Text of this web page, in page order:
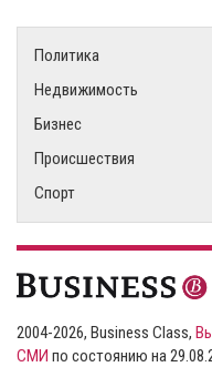
Политика
Недвижимость
Бизнес
Происшествия
Спорт
2004-2026, Business Class,
СМИ по состоянию на